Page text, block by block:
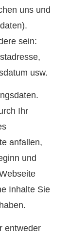
uns und
sein:
usw.
Ihr
anfallen,
und
Inhalte Sie
entweder